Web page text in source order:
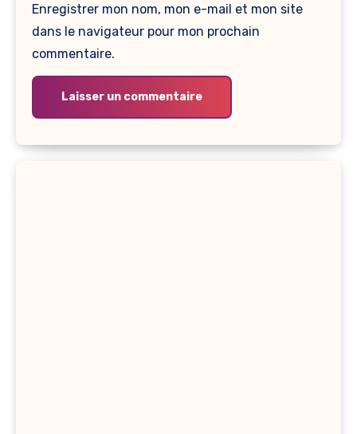
Enregistrer mon nom, mon e-mail et mon site
dans le navigateur pour mon prochain
commentaire.